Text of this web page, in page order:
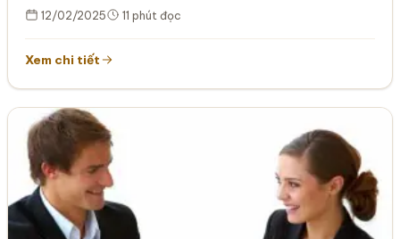
12/02/2025 11 phút đọc
Xem chi tiết